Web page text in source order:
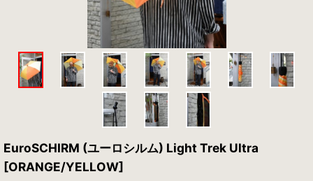
EuroSCHIRM (ユーロシルム) Light Trek Ultra
[ORANGE/YELLOW]